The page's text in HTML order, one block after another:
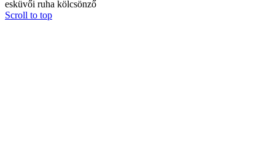
esküvői ruha kölcsönző
Scroll to top